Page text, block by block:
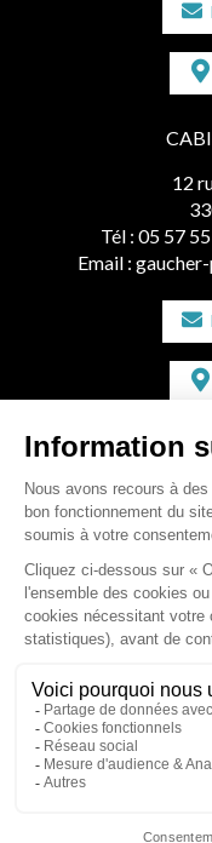
12
Tél : 05 57
Email :
2
33350 ST
Tél :05 57
Email :
Honoraires